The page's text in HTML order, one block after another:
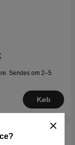
Sendes om 2–5
Køb